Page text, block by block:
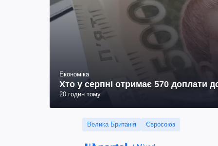
Економіка
Хто у серпні отримає 570 доплати
20 годин тому
Велика Британія Євросоюз